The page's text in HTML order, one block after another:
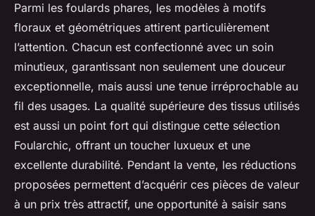
Parmi les foulards phares, les modèles à motifs
floraux et géométriques attirent particulièrement
l’attention. Chacun est confectionné avec un soin
minutieux, garantissant non seulement une douceur
exceptionnelle, mais aussi une tenue irréprochable au
fil des usages. La qualité supérieure des tissus utilisés
est aussi un point fort qui distingue cette sélection
Foularchic, offrant un toucher luxueux et une
excellente durabilité. Pendant la vente, les réductions
proposées permettent d’acquérir ces pièces de valeur
à un prix très attractif, une opportunité à saisir sans